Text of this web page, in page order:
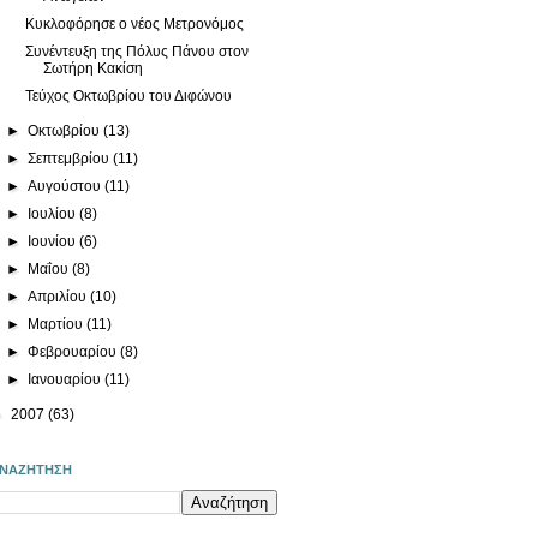
Κυκλοφόρησε ο νέος Μετρονόμος
Συνέντευξη της Πόλυς Πάνου στον
Σωτήρη Κακίση
Τεύχος Οκτωβρίου του Διφώνου
►Οκτωβρίου(13)
►Σεπτεμβρίου(11)
►Αυγούστου(11)
► Ιουλίου(8)
► Ιουνίου(6)
► Μαΐου(8)
►Απριλίου(10)
► Μαρτίου(11)
►Φεβρουαρίου(8)
► Ιανουαρίου(11)
2007 (63)